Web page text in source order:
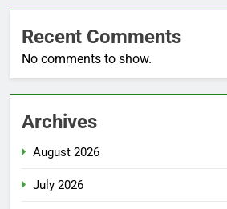
Recent Comments
No comments to show.
Archives
August 2026
July 2026